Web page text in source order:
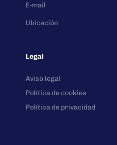
E-mail
Ubicación
Legal
Aviso legal
Política de cookies
Política de privacidad